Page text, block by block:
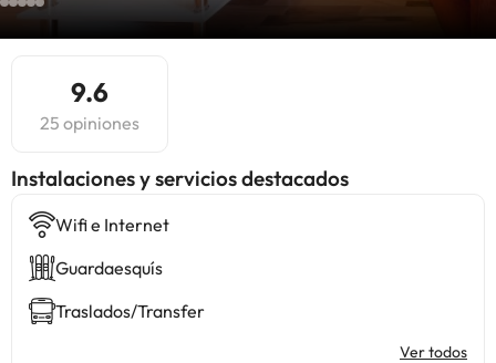
9.6
25 opiniones
Instalaciones y servicios destacados
Wifi e Internet
Guardaesquís
Traslados/Transfer
Ver todos